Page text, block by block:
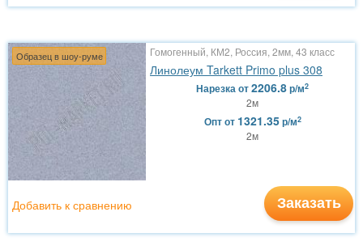
Образец в шоу-руме Гомогенный, КМ2, Россия, 2мм, 43 класс
Линолеум Tarkett Primo plus 308
Нарезкаот2206.8р/м2
2м
Оптот 1321.35р/м2
2м
Заказать
Добавить к сравнению